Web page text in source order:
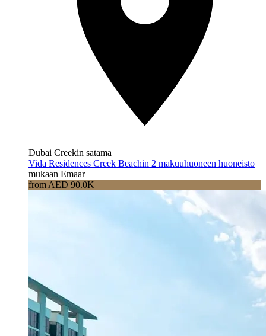
Dubai Creekin satama
Vida Residences Creek Beachin 2 makuuhuoneen huoneisto
mukaan Emaar
from AED 90.0K